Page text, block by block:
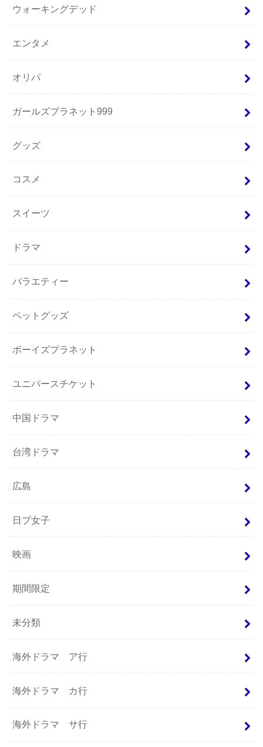
ウォーキングデッド
エンタメ
オリパ
ガールズプラネット999
グッズ
コスメ
スイーツ
ドラマ
バラエティー
ペットグッズ
ボーイズプラネット
ユニバースチケット
中国ドラマ
台湾ドラマ
広島
日プ女子
映画
期間限定
未分類
海外ドラマ ア行
海外ドラマ カ行
海外ドラマ サ行